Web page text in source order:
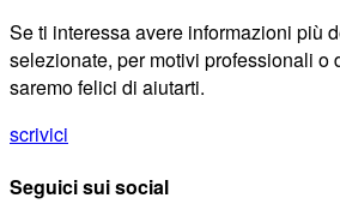
Se ti interessa avere informazioni più
selezionate, per motivi professionali o
saremo felici di aiutarti.
scrivici
Seguici sui social